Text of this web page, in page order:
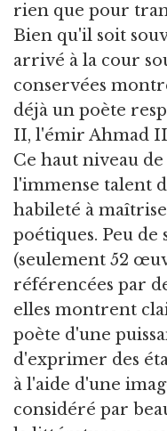
rien que pour
Bien qu'il soit
arrivé à la cour
conservées
déjà un poète
II, l'émir Ahmad II
Ce haut niveau
l'immense talent
habileté à
poétiques. Peu
(seulement 52
référencées par
elles montrent
poète d'une
d'exprimer des
à l'aide d'une
considéré par